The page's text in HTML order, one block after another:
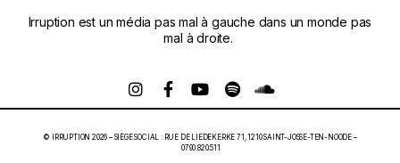
Irruption est un média pas mal à gauche dans un monde pas
mal à droite.
© IRRUPTION 2026 – SIÈGE SOCIAL : RUE DE LIEDEKERKE 71, 1210 SAINT-JOSSE-TEN-NOODE –
0790.820.511